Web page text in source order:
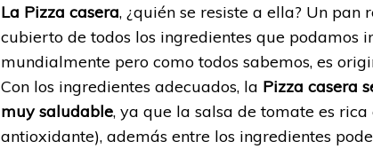
La Pizza casera, ¿quién se resiste a ella? Un
cubierto de todos los ingredientes que podamos
mundialmente pero como todos sabemos, es
Con los ingredientes adecuados, la Pizza casera
muy saludable, ya que la salsa de tomate es
antioxidante), además entre los ingredientes